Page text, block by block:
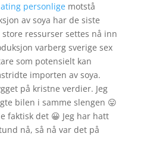
personligemotstå
av soya har de siste
ressurser settes nå inn
varberg sverige sex
som potensielt kan
importen av soya.
på kristne verdier. Jeg
bilen i samme slengen 😛
faktisk det 😀 Jeg har hatt
nå, så nå var det på